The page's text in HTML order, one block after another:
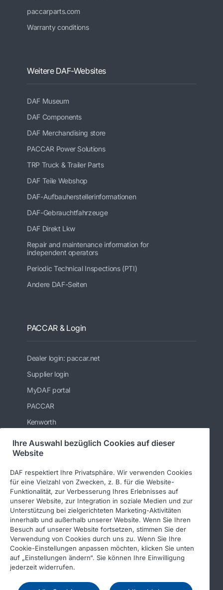
paccarparts.com
Warranty conditions
Weitere DAF-Websites
DAF Museum
DAF Components
DAF Merchandising store
PACCAR Power Solutions
TRP Truck & Trailer Parts
DAF Teile Webshop
DAF-Aufbauherstellerinformationen
DAF-Gebrauchtfahrzeuge
DAF Direkt Lkw
Repair and maintenance information for
independent operators
Periodic Technical Inspections (PTI)
Andere DAF-Seiten
PACCAR & Login
Dealer login: paccar.net
Supplier login
MyDAF portal
PACCAR
Kenworth
Leyland Trucks Ltd
Folgen Sie uns
Ihre Auswahl bezüglich Cookies auf dieser
Website
DAF respektiert Ihre Privatsphäre. Wir verwenden Cookies
für eine Vielzahl von Zwecken, z. B. für die Website-
Funktionalität, zur Verbesserung Ihres Erlebnisses auf
unserer Website, zur Integration in soziale Medien und zur
Unterstützung bei zielgerichteten Marketing-Aktivitäten
innerhalb und außerhalb unserer Website. Wenn Sie Ihren
Besuch auf unserer Website fortsetzen, stimmen Sie der
Verwendung von Cookies durch uns zu. Wenn Sie Ihre
Cookie-Einstellungen anpassen möchten, klicken Sie unten
auf „Einstellungen ändern“. Sie können Ihre Einwilligung
jederzeit widerrufen.